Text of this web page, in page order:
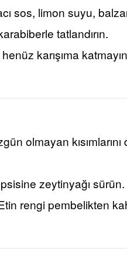
sos, limon suyu,
tatlandırın.
karışıma
olmayan
zeytinyağı
rengi pembelikten